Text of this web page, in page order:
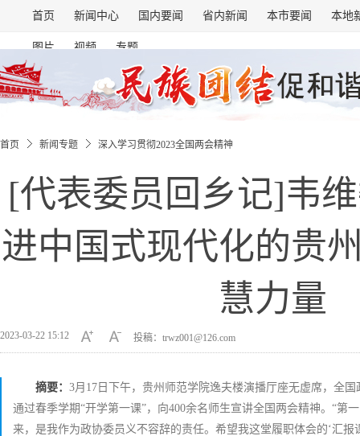
首页 新闻中心 国内要闻 省内新闻 本市要闻 本地
图片 视频 专题
首页 新闻专题 深入学习贯彻2023全国两会精神
[代表委员回乡记]韦
进中国式现代化的贵
慧力量
2023-03-22 15:12 投稿：trwz001@126.com
摘要： 3月17日下午，贵州师范学院逸夫楼演播厅座无虚席，全
通过春季学期“开学第一课”，向400余名师生宣讲全国两会精神。“第
来，是我作为政协委员义不容辞的责任。希望我这堂履职体会的‘汇报